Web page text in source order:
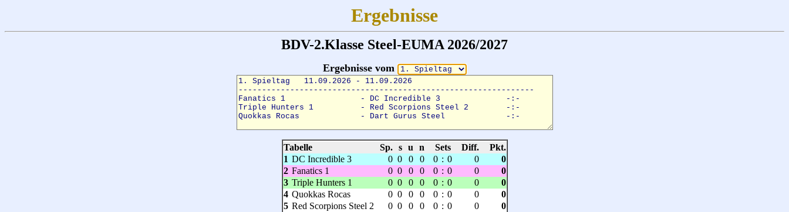
Ergebnisse
BDV-2.Klasse Steel-EUMA 2026/2027
Ergebnisse vom
Tabelle Sp. s u n Sets Diff.
Pkt.
1 DC Incredible 3 0 0 0 0 0 : 0 0
0
2 Fanatics 1 0 0 0 0 0 : 0 0
0
3 Triple Hunters 1 0 0 0 0 0 : 0 0
0
4 Quokkas Rocas 0 0 0 0 0 : 0 0
0
5 Red Scorpions Steel 2 0 0 0 0 0 : 0 0
0